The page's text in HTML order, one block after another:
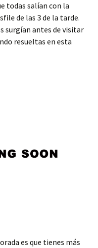
todas salían con la
de las 3 de la tarde.
surgían antes de visitar
resueltas en esta
es que tienes más